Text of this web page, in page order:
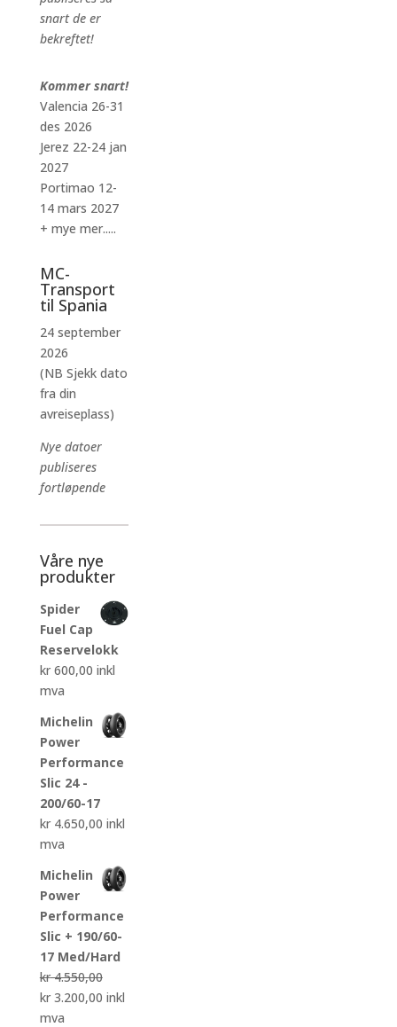
snart de er
bekreftet!
Kommer snart!
Valencia 26-31
des 2026
Jerez 22-24 jan
2027
Portimao 12-
14 mars 2027
+ mye mer.....
MC-
Transport
til Spania
24 september
2026
(NB Sjekk dato
fra din
avreiseplass)
Nye datoer
publiseres
fortløpende
Våre nye
produkter
Spider
Fuel Cap
Reservelokk
kr600,00 inkl
mva
Michelin
Power
Performance
Slic 24 -
200/60-17
kr4.650,00 inkl
mva
Michelin
Power
Performance
Slic + 190/60-
17 Med/Hard
kr4.550,00
Opprinnelig
pris
kr3.200,00Nåværende
inkl
mva